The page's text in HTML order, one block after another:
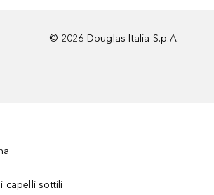
© 2026 Douglas Italia S.p.A.
capelli sottili